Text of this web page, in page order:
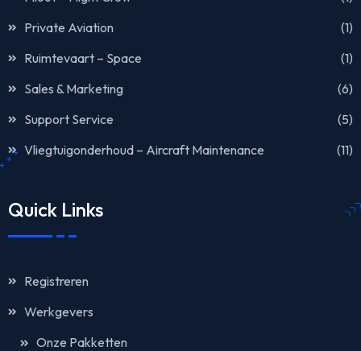
Private Aviation
(1)
Ruimtevaart – Space
(1)
Sales & Marketing
(6)
Support Service
(5)
Vliegtuigonderhoud – Aircraft Maintenance
(11)
Quick Links
Registreren
Werkgevers
Onze Pakketten